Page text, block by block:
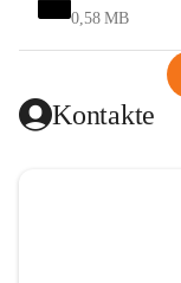
und Ungarn war.
Aus diesem
Schmuggel zu
Überfällen und
wirtschaftlich
1926. Es folgten
Unanbringlichkeit
Anschluss an
0,58 MB
Kontakte